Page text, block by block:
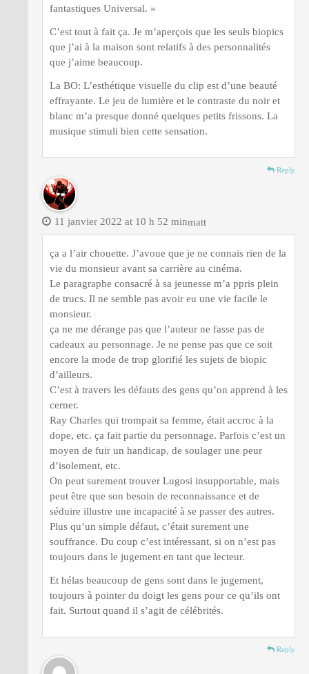
fantastiques Universal. »
C’est tout à fait ça. Je m’aperçois que les seuls biopics
que j’ai à la maison sont relatifs à des personnalités
que j’aime beaucoup.
La BO: L’esthétique visuelle du clip est d’une beauté
effrayante. Le jeu de lumière et le contraste du noir et
blanc m’a presque donné quelques petits frissons. La
musique stimuli bien cette sensation.
Reply
matt
11 janvier 2022 at 10 h 52 min
ça a l’air chouette. J’avoue que je ne connais rien de la
vie du monsieur avant sa carrière au cinéma.
Le paragraphe consacré à sa jeunesse m’a ppris plein
de trucs. Il ne semble pas avoir eu une vie facile le
monsieur.
ça ne me dérange pas que l’auteur ne fasse pas de
cadeaux au personnage. Je ne pense pas que ce soit
encore la mode de trop glorifié les sujets de biopic
d’ailleurs.
C’est à travers les défauts des gens qu’on apprend à les
cerner.
Ray Charles qui trompait sa femme, était accroc à la
dope, etc. ça fait partie du personnage. Parfois c’est un
moyen de fuir un handicap, de soulager une peur
d’isolement, etc.
On peut surement trouver Lugosi insupportable, mais
peut être que son besoin de reconnaissance et de
séduire illustre une incapacité à se passer des autres.
Plus qu’un simple défaut, c’était surement une
souffrance. Du coup c’est intéressant, si on n’est pas
toujours dans le jugement en tant que lecteur.
Et hélas beaucoup de gens sont dans le jugement,
toujours à pointer du doigt les gens pour ce qu’ils ont
fait. Surtout quand il s’agit de célébrités.
Reply